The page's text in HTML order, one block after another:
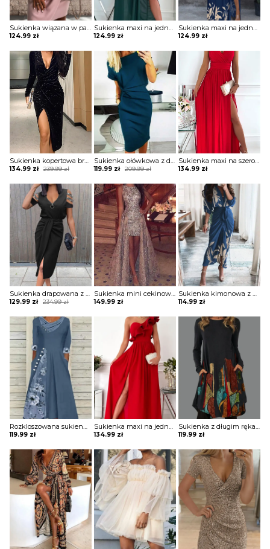
Sukienka wiązana w pasie z krótkimi koronkowymi rękawami
124.99 zł
Sukienka maxi na jedno ramię z drapowaniem
124.99 zł
Sukienka maxi na jedno ramię z zabudowanym dekoltem
124.99 zł
Sukienka kopertowa brokatowa z drapowaniem
239.99zł
Original
was:
239.99 zł.
134.99 zł
Current
is:
134.99 zł.
Sukienka ołówkowa z drapowaniem i dekoltem w łódkę
209.99zł
Original
was:
209.99 zł.
119.99 zł
Current
is:
119.99 zł.
Sukienka maxi na szerokich ramiączkach z kopertową górą i rozporkiem
134.99 zł
Sukienka drapowana z zamkiem i ozdobnymi paskami na ramionach
234.99zł
Original
was:
234.99 zł.
129.99 zł
Current
is:
129.99 zł.
Sukienka mini cekinowa z długą spódnicą
149.99 zł
Sukienka kimonowa z drapowaniem
114.99 zł
Rozkloszowana sukienka z ozdobnymi wstawkami
119.99 zł
Sukienka maxi na jedno ramię z falbaną
134.99 zł
Sukienka z długim rękawem z kieszeniami
119.99 zł